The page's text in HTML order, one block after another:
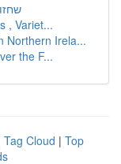
, Variet...
Northern Irela...
the F...
Tag Cloud | Top